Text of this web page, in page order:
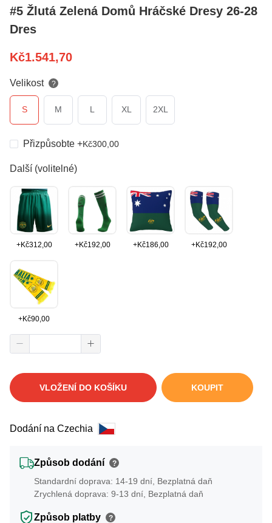
#5 Žlutá Zelená Domů Hráčské Dresy 26-28
Dres
Kč1.541,70
Velikost ?
S M L XL 2XL
Přizpůsobte +Kč300,00
Další (volitelné)
+Kč312,00 +Kč192,00 +Kč186,00 +Kč192,00
+Kč90,00
VLOŽENÍ DO KOŠÍKU KOUPIT
Dodání na Czechia
Způsob dodání ?
Standardní doprava: 14-19 dní, Bezplatná daň
Zrychlená doprava: 9-13 dní, Bezplatná daň
Způsob platby ?